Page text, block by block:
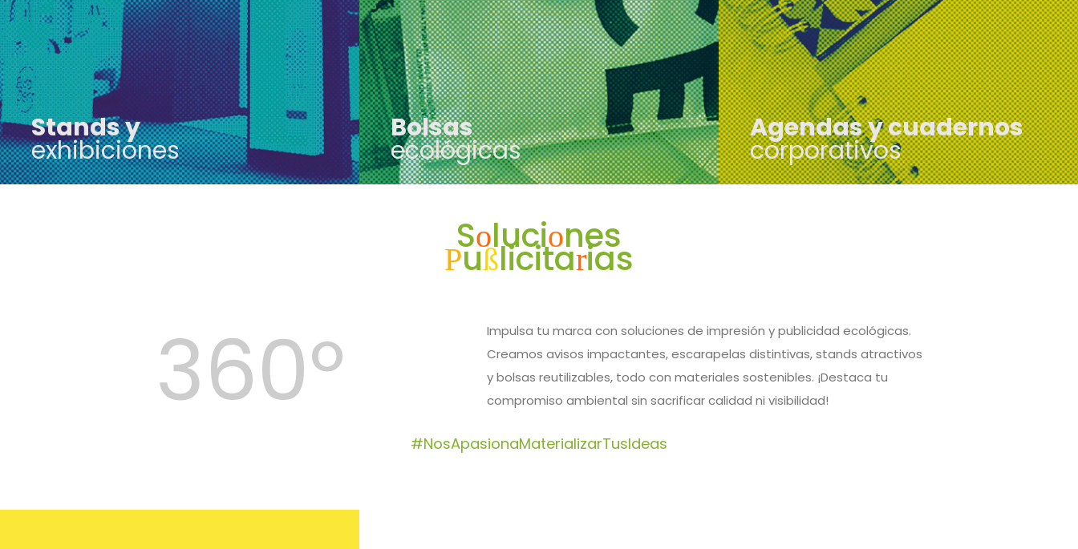
Stands y
exhibiciones
Stands y exhibiciones
Crea experiencias de marca
inolvidables, a través de
exhibiciones creativas e
innovadoras para tus ferias
y eventos.
Bolsas
ecológicas
Bolsas ecológicas
Refleja la sostenibildad y
conserva el medio
ambiente, haciendo uso de
nuestro catálogo de bolsas
ecológicas.
Agendas y cuadernos
corporativos
Agendas y cuadernos corporativos
Encuentra la mejor
opción en nuestras
múltiples gamas de
cuadernos y agendas
personalizadas.
Soluciones
Pußlicitarias
360º
Impulsa tu marca con soluciones de impresión y publicidad ecológicas.
Creamos avisos impactantes, escarapelas distintivas, stands atractivos
y bolsas reutilizables, todo con materiales sostenibles. ¡Destaca tu
compromiso ambiental sin sacrificar calidad ni visibilidad!
#NosApasionaMaterializarTusIdeas